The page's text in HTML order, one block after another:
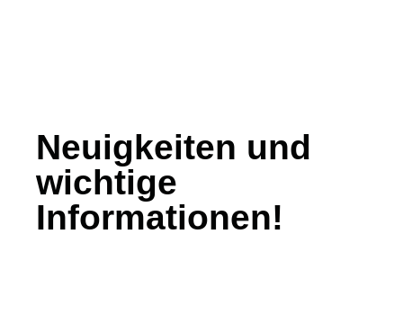
Neuigkeiten und
wichtige
Informationen!